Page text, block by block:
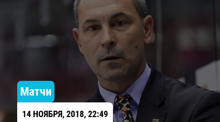
Матчи
14 НОЯБРЯ, 2018, 22:49